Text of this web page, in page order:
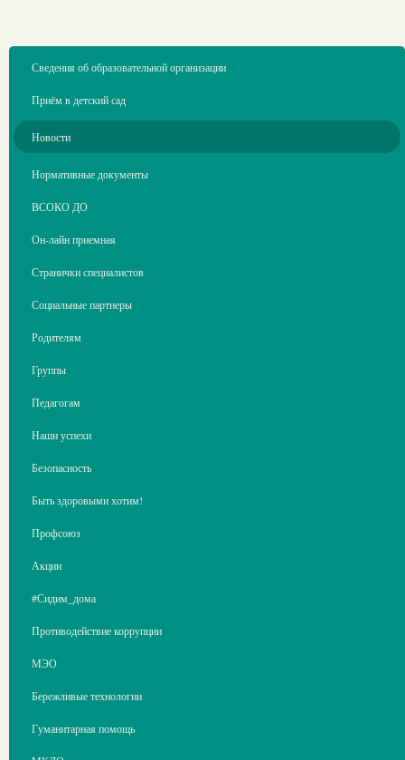
Сведения об образовательной организации
Приём в детский сад
Новости
Нормативные документы
ВСОКО ДО
Он-лайн приемная
Странички специалистов
Социальные партнеры
Родителям
Группы
Педагогам
Наши успехи
Безопасность
Быть здоровыми хотим!
Профсоюз
Акции
#Сидим_дома
Противодействие коррупции
МЭО
Бережливые технологии
Гуманитарная помощь